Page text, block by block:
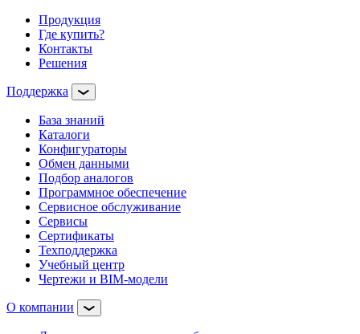
Продукция
Где купить?
Контакты
Решения
Поддержка
База знаний
Каталоги
Конфигураторы
Обмен данными
Подбор аналогов
Программное обеспечение
Сервисное обслуживание
Сервисы
Сертификаты
Техподдержка
Учебный центр
Чертежи и BIM-модели
О компании